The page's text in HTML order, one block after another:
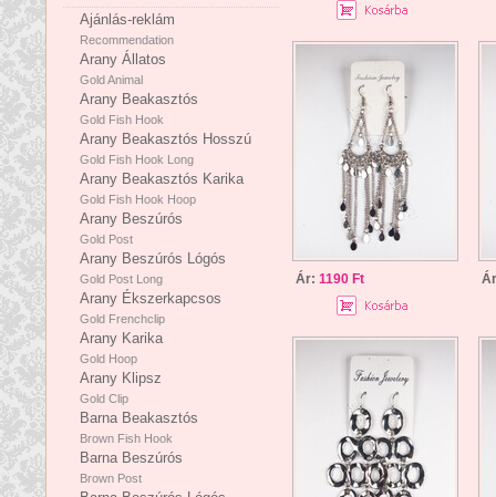
Ajánlás-reklám
Recommendation
Arany Állatos
Gold Animal
Arany Beakasztós
Gold Fish Hook
Arany Beakasztós Hosszú
Gold Fish Hook Long
Arany Beakasztós Karika
Gold Fish Hook Hoop
Arany Beszúrós
Gold Post
Arany Beszúrós Lógós
Gold Post Long
Arany Ékszerkapcsos
Gold Frenchclip
Arany Karika
Gold Hoop
Arany Klipsz
Gold Clip
Barna Beakasztós
Brown Fish Hook
Barna Beszúrós
Brown Post
Ár: 1190 Ft